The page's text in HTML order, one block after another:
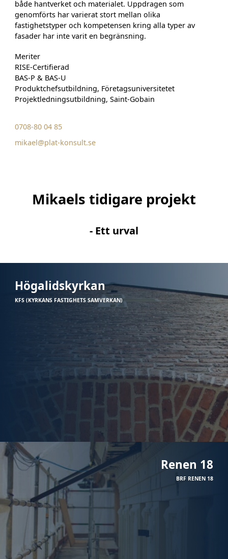
både hantverket och materialet. Uppdragen som
genomförts har varierat stort mellan olika
fastighetstyper och kompetensen kring alla typer av
fasader har inte varit en begränsning.
Meriter
RISE-Certifierad
BAS-P & BAS-U
Produktchefsutbildning, Företagsuniversitetet
Projektledningsutbildning, Saint-Gobain
0708-80 04 85
mikael@plat-konsult.se
Mikaels tidigare projekt
- Ett urval
Högalidskyrkan
KFS (KYRKANS FASTIGHETS SAMVERKAN)
Renen 18
BRF RENEN 18